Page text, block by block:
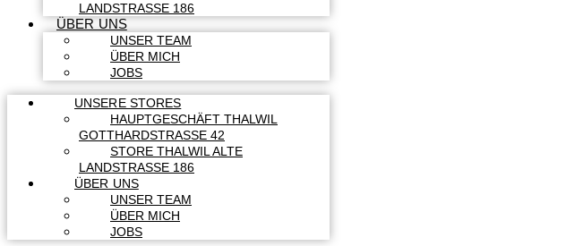
LANDSTRASSE 186
ÜBER UNS
UNSER TEAM
ÜBER MICH
JOBS
UNSERE STORES
HAUPTGESCHÄFT THALWIL
GOTTHARDSTRASSE 42
STORE THALWIL ALTE
LANDSTRASSE 186
ÜBER UNS
UNSER TEAM
ÜBER MICH
JOBS